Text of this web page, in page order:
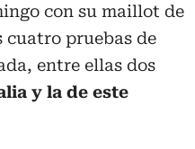
con su maillot de
cuatro pruebas de
entre ellas dos
y la de este